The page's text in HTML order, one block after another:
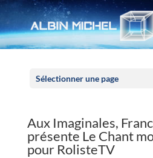
Sélectionner une page
Aux Imaginales,
présente Le Chant
pour RolisteTV
Panneau de gestion des cookies